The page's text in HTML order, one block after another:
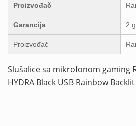
Proizvođač
Garancija 2
Proizvođač
Slušalice sa mikrofonom gaming
HYDRA Black USB Rainbow Backlit